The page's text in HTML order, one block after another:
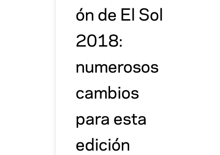
ón de El Sol
2018:
numerosos
cambios
para esta
edición